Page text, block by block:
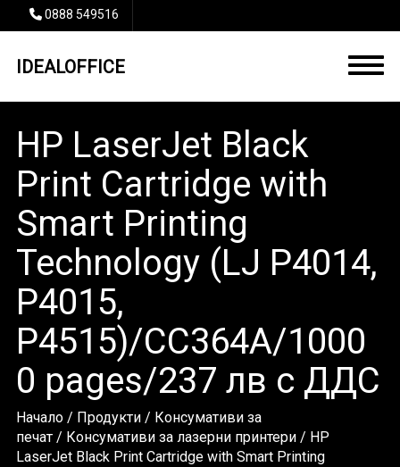
0888 549516
IDEALOFFICE
HP LaserJet Black
Print Cartridge with
Smart Printing
Technology (LJ P4014,
P4015,
P4515)/CC364A/1000
0 pages/237 лв с ДДС
Начало/ Продукти/ Консумативи за
печат/ Консумативи за лазерни принтери/ HP
LaserJet Black Print Cartridge with Smart Printing